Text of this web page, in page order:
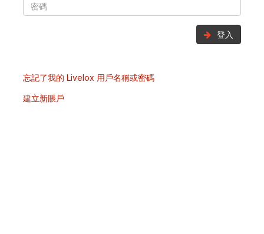
登入
忘記了我的 Livelox 用戶名稱或密碼
建立新賬戶